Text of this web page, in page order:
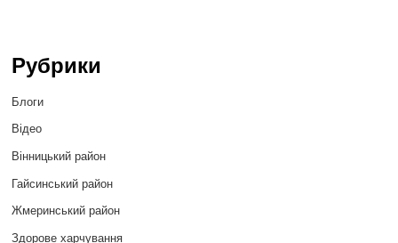
Рубрики
Блоги
Відео
Вінницький район
Гайсинський район
Жмеринський район
Здорове харчування